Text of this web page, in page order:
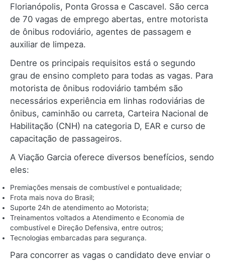
Florianópolis, Ponta Grossa e Cascavel. São cerca
de 70 vagas de emprego abertas, entre motorista
de ônibus rodoviário, agentes de passagem e
auxiliar de limpeza.
Dentre os principais requisitos está o segundo
grau de ensino completo para todas as vagas. Para
motorista de ônibus rodoviário também são
necessários experiência em linhas rodoviárias de
ônibus, caminhão ou carreta, Carteira Nacional de
Habilitação (CNH) na categoria D, EAR e curso de
capacitação de passageiros.
A Viação Garcia oferece diversos benefícios, sendo
eles:
Premiações mensais de combustível e pontualidade;
Frota mais nova do Brasil;
Suporte 24h de atendimento ao Motorista;
Treinamentos voltados a Atendimento e Economia de
combustível e Direção Defensiva, entre outros;
Tecnologias embarcadas para segurança.
Para concorrer as vagas o candidato deve enviar o